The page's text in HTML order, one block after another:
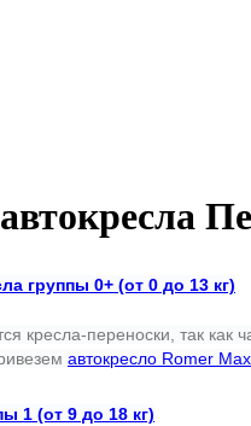
группы 0+ (от 0 до 13 кг)
кресла-переноски, так как
автокресло Romer
1 (от 9 до 18 кг)